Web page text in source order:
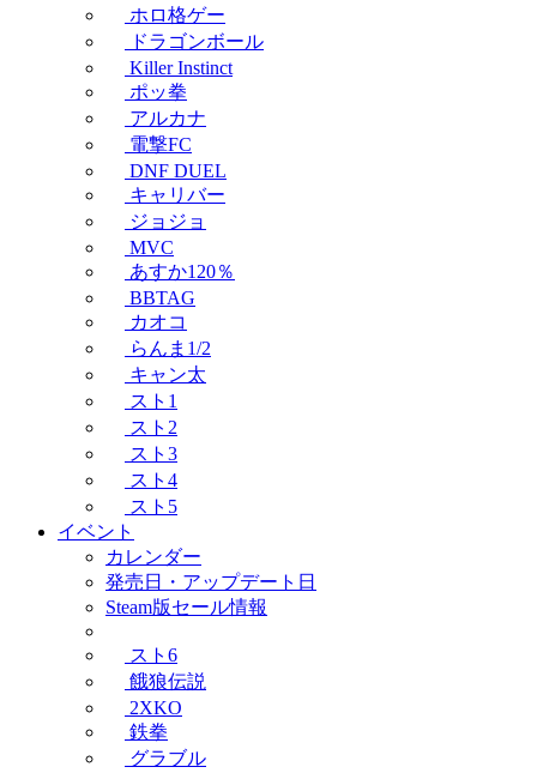
ホロ格ゲー
ドラゴンボール
Killer Instinct
ポッ拳
アルカナ
電撃FC
DNF DUEL
キャリバー
ジョジョ
MVC
あすか120％
BBTAG
カオコ
らんま1/2
キャン太
スト1
スト2
スト3
スト4
スト5
イベント
カレンダー
発売日・アップデート日
Steam版セール情報
スト6
餓狼伝説
2XKO
鉄拳
グラブル